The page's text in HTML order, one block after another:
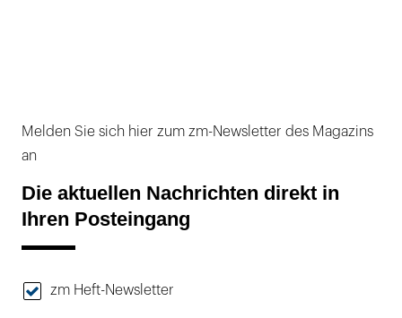
Melden Sie sich hier zum zm-Newsletter des Magazins
an
Die aktuellen Nachrichten direkt in
Ihren Posteingang
zm Heft-Newsletter